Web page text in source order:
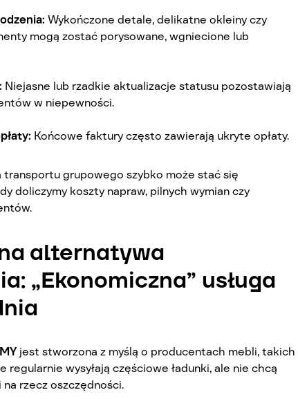
Wykończone detale, delikatne okleiny czy
mogą zostać porysowane, wgniecione lub
Niejasne lub rzadkie aktualizacje statusu pozostawiają
w niepewności.
Końcowe faktury często zawierają ukryte opłaty.
grupowego szybko może stać się
doliczymy koszty napraw, pilnych wymian czy
alternatywa
„Ekonomiczna” usługa
jest stworzona z myślą o producentach mebli, takich
regularnie wysyłają częściowe ładunki, ale nie chcą
rzecz oszczędności.